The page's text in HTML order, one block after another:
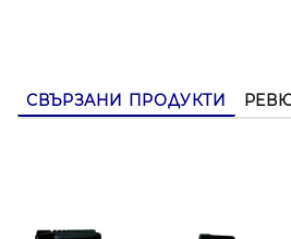
СВЪРЗАНИ ПРОДУКТИ